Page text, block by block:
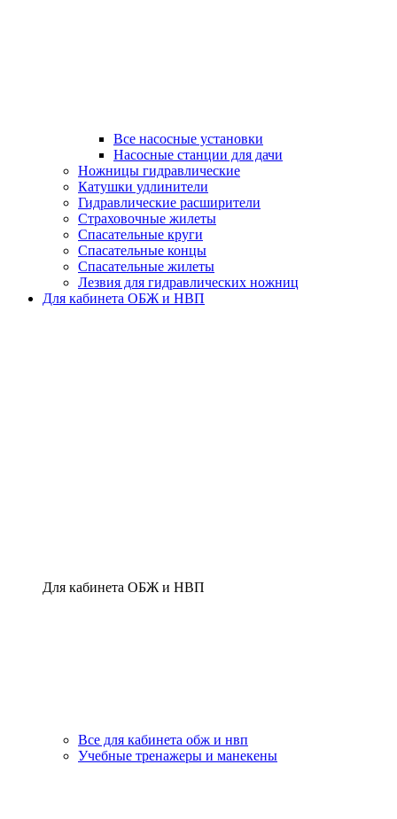
Все насосные установки
Насосные станции для дачи
Ножницы гидравлические
Катушки удлинители
Гидравлические расширители
Страховочные жилеты
Спасательные круги
Спасательные концы
Спасательные жилеты
Лезвия для гидравлических ножниц
Для кабинета ОБЖ и НВП
Для кабинета ОБЖ и НВП
Все для кабинета обж и нвп
Учебные тренажеры и манекены